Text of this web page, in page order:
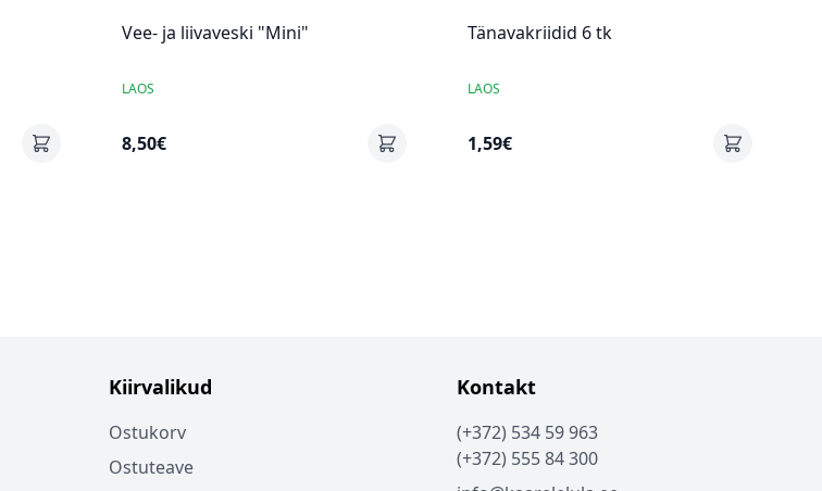
Vee- ja liivaveski "Mini"
LAOS
8,50€
Tänavakriidid 6 tk
LAOS
1,59€
Kiirvalikud
Ostukorv
Ostuteave
Kontakt
(+372) 534 59 963
(+372) 555 84 300